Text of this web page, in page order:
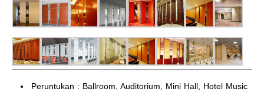
Peruntukan : Ballroom, Auditorium, Mini Hall, Hotel Music